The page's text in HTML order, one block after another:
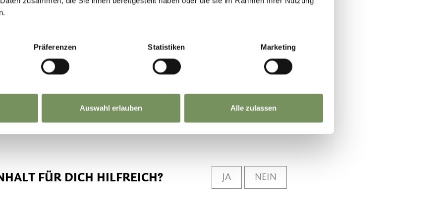
Präferenzen Statistiken Marketing
Auswahl erlauben Alle zulassen
Gargazon"
finden Sie unter folgendem
FÜR DICH HILFREICH? JA NEIN